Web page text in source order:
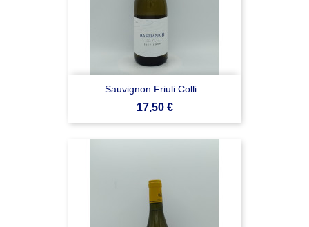
Sauvignon Friuli Colli...
Prezzo
17,50 €